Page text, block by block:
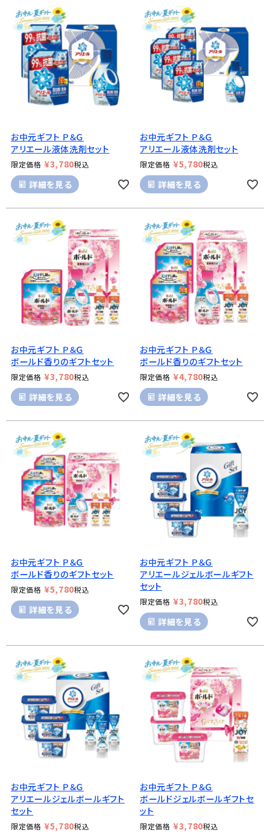
お中元ギフト Ｐ＆Ｇ
アリエール液体洗剤セット
限定価格 ¥3,780税込
詳細を見る
お中元ギフト Ｐ＆Ｇ
アリエール液体洗剤セット
限定価格 ¥5,780税込
詳細を見る
お中元ギフト Ｐ＆Ｇ
ボールド香りのギフトセット
限定価格 ¥3,780税込
詳細を見る
お中元ギフト Ｐ＆Ｇ
ボールド香りのギフトセット
限定価格 ¥4,780税込
詳細を見る
お中元ギフト Ｐ＆Ｇ
ボールド香りのギフトセット
限定価格 ¥5,780税込
詳細を見る
お中元ギフト Ｐ＆Ｇ
アリエールジェルボールギフト
セット
限定価格 ¥3,780税込
詳細を見る
お中元ギフト Ｐ＆Ｇ
アリエールジェルボールギフト
セット
限定価格 ¥5,780税込
お中元ギフト Ｐ＆Ｇ
ボールドジェルボールギフトセ
ット
限定価格 ¥3,780税込